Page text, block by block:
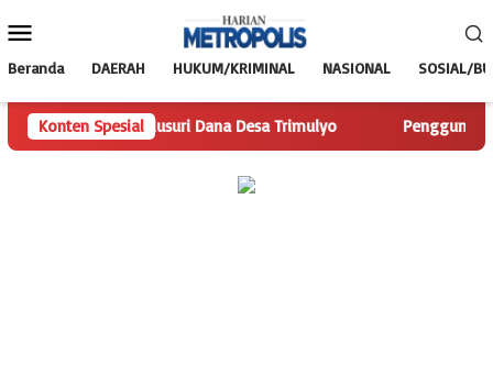
ke
Mobile
Beranda DAERAH HUKUM/KRIMINAL NASIONAL SOSIAL/
Konten Spesial
Telusuri Dana Desa Trimulyo Pengguna Jalan